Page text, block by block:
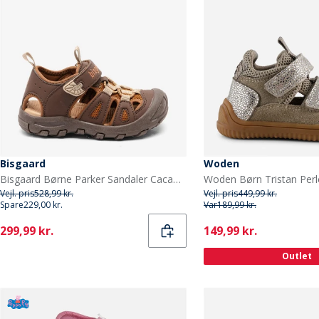
Bisgaard
Bisgaard Børne Parker Sandaler Cacao Beige
Vejl. pris528,99 kr.
Spare229,00 kr.
Current
299,99 kr.
Woden
Vejl. pris449,99 kr.
Var189,99 kr.
Current
149,99 kr.
Outlet